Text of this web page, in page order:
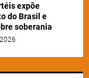
expõe
do Brasil e
soberania